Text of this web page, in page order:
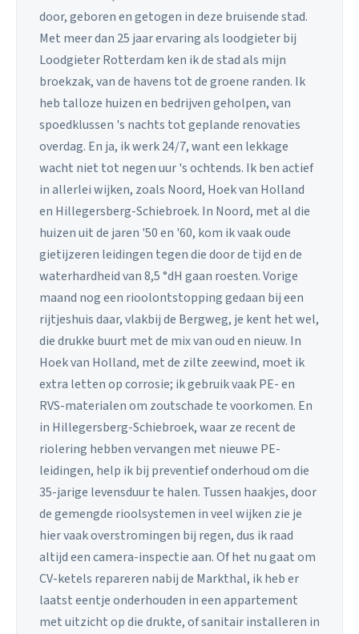
door, geboren en getogen in deze bruisende stad.
Met meer dan 25 jaar ervaring als loodgieter bij
Loodgieter Rotterdam ken ik de stad als mijn
broekzak, van de havens tot de groene randen. Ik
heb talloze huizen en bedrijven geholpen, van
spoedklussen 's nachts tot geplande renovaties
overdag. En ja, ik werk 24/7, want een lekkage
wacht niet tot negen uur 's ochtends. Ik ben actief
in allerlei wijken, zoals Noord, Hoek van Holland
en Hillegersberg-Schiebroek. In Noord, met al die
huizen uit de jaren '50 en '60, kom ik vaak oude
gietijzeren leidingen tegen die door de tijd en de
waterhardheid van 8,5 °dH gaan roesten. Vorige
maand nog een rioolontstopping gedaan bij een
rijtjeshuis daar, vlakbij de Bergweg, je kent het wel,
die drukke buurt met de mix van oud en nieuw. In
Hoek van Holland, met de zilte zeewind, moet ik
extra letten op corrosie; ik gebruik vaak PE- en
RVS-materialen om zoutschade te voorkomen. En
in Hillegersberg-Schiebroek, waar ze recent de
riolering hebben vervangen met nieuwe PE-
leidingen, help ik bij preventief onderhoud om die
35-jarige levensduur te halen. Tussen haakjes, door
de gemengde rioolsystemen in veel wijken zie je
hier vaak overstromingen bij regen, dus ik raad
altijd een camera-inspectie aan. Of het nu gaat om
CV-ketels repareren nabij de Markthal, ik heb er
laatst eentje onderhouden in een appartement
met uitzicht op die drukte, of sanitair installeren in